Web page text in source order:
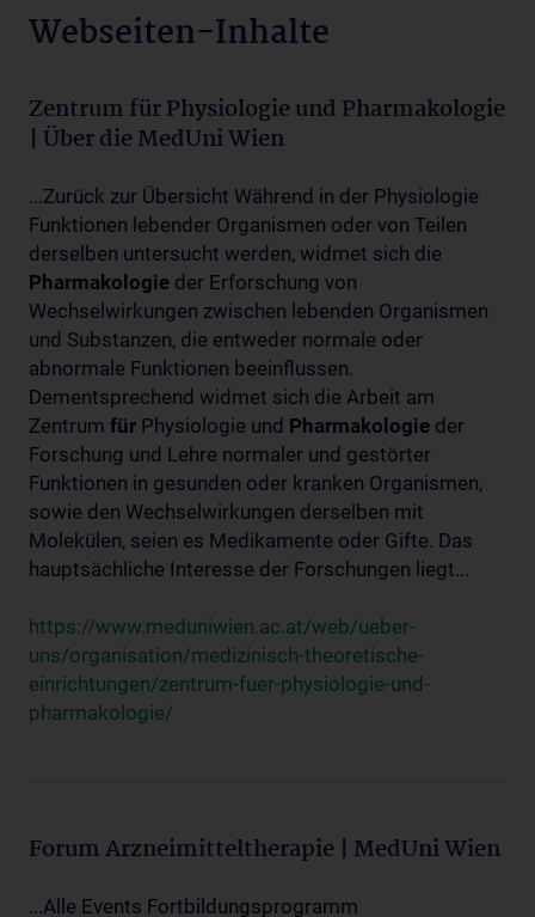
Webseiten-Inhalte
Zentrum für Physiologie und Pharmakologie
| Über die MedUni Wien
...Zurück zur Übersicht Während in der Physiologie
Funktionen lebender Organismen oder von Teilen
derselben untersucht werden, widmet sich die
Pharmakologie der Erforschung von
Wechselwirkungen zwischen lebenden Organismen
und Substanzen, die entweder normale oder
abnormale Funktionen beeinflussen.
Dementsprechend widmet sich die Arbeit am
Zentrum für Physiologie und Pharmakologie der
Forschung und Lehre normaler und gestörter
Funktionen in gesunden oder kranken Organismen,
sowie den Wechselwirkungen derselben mit
Molekülen, seien es Medikamente oder Gifte. Das
hauptsächliche Interesse der Forschungen liegt...
https://www.meduniwien.ac.at/web/ueber-
uns/organisation/medizinisch-theoretische-
einrichtungen/zentrum-fuer-physiologie-und-
pharmakologie/
Forum Arzneimitteltherapie | MedUni Wien
...Alle Events Fortbildungsprogramm